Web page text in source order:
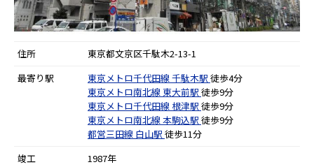
住所
東京都文京区千駄木2-13-1
最寄り駅
東京メトロ千代田線千駄木駅 徒歩4分
東京メトロ南北線 東大前駅 徒歩9分
東京メトロ千代田線根津駅 徒歩9分
東京メトロ南北線本駒込駅 徒歩9分
都営三田線 白山駅 徒歩11分
竣工
1987年